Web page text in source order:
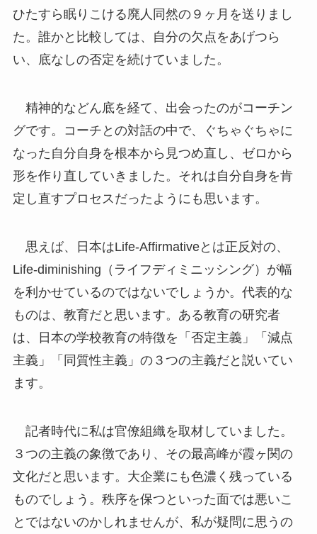
ひたすら眠りこける廃人同然の９ヶ月を送りまし
た。誰かと比較しては、自分の欠点をあげつら
い、底なしの否定を続けていました。
精神的などん底を経て、出会ったのがコーチン
グです。コーチとの対話の中で、ぐちゃぐちゃに
なった自分自身を根本から見つめ直し、ゼロから
形を作り直していきました。それは自分自身を肯
定し直すプロセスだったようにも思います。
思えば、日本はLife-Affirmativeとは正反対の、
Life-diminishing（ライフディミニッシング）が幅
を利かせているのではないでしょうか。代表的な
ものは、教育だと思います。ある教育の研究者
は、日本の学校教育の特徴を「否定主義」「減点
主義」「同質性主義」の３つの主義だと説いてい
ます。
記者時代に私は官僚組織を取材していました。
３つの主義の象徴であり、その最高峰が霞ヶ関の
文化だと思います。大企業にも色濃く残っている
ものでしょう。秩序を保つといった面では悪いこ
とではないのかしれませんが、私が疑問に思うの